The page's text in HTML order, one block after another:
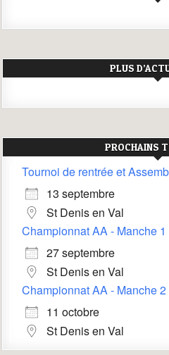
PLUS
PROCHAINS
Tournoi de rentrée et
13 septembre
St Denis en Val
Championnat AA - Manche 1
27 septembre
St Denis en Val
Championnat AA - Manche 2
11 octobre
St Denis en Val